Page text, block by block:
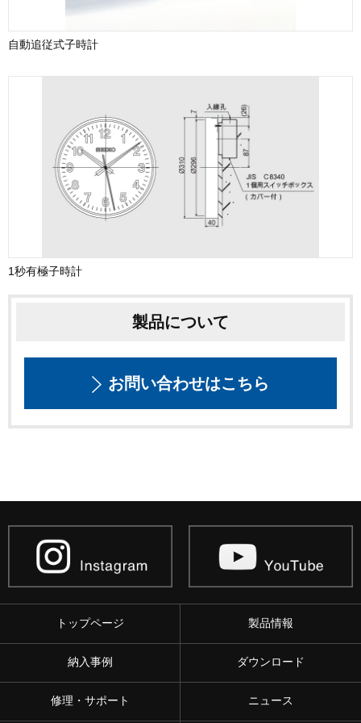
自動追従式子時計
1秒有極子時計
製品について
お問い合わせはこちら
トップページ 製品情報
納入事例 ダウンロード
修理・サポート ニュース